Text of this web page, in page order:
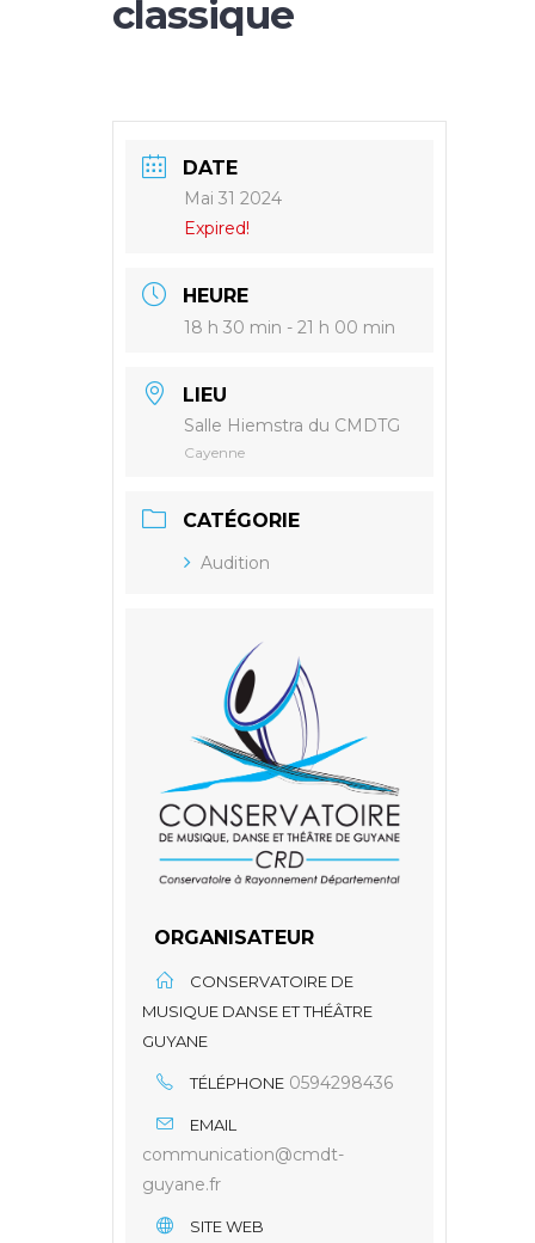
classique
DATE
Mai 31 2024
Expired!
HEURE
18 h 30 min - 21 h 00 min
LIEU
Salle Hiemstra du CMDTG
Cayenne
CATÉGORIE
Audition
ORGANISATEUR
CONSERVATOIRE DE
MUSIQUE DANSE ET THÉÂTRE
GUYANE
TÉLÉPHONE 0594298436
EMAIL
communication@cmdt-
guyane.fr
SITE WEB